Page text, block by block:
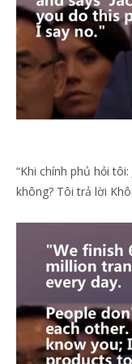
“Khi chính phủ hỏi
không? Tôi trả lời